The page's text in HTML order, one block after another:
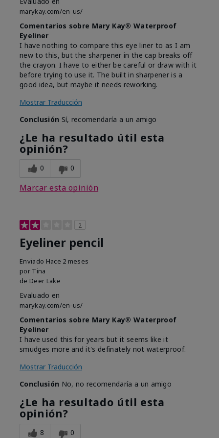
marykay.com/en-us/
Comentarios sobre Mary Kay® Waterproof
Eyeliner
I have nothing to compare this eye liner to as I am
new to this, but the sharpener in the cap breaks off
the crayon. I have to either be careful or draw with it
before trying to use it. The built in sharpener is a
good idea, but maybe it needs reworking.
Mostrar Traducción
Conclusión Sí, recomendaría a un amigo
¿Le ha resultado útil esta
opinión?
0 0
Marcar esta opinión
2
Eyeliner pencil
Enviado Hace 2 meses
por Tina
de Deer Lake
Evaluado en
marykay.com/en-us/
Comentarios sobre Mary Kay® Waterproof
Eyeliner
I have used this for years but it seems like it
smudges more and it's definately not waterproof.
Mostrar Traducción
Conclusión No, no recomendaría a un amigo
¿Le ha resultado útil esta
opinión?
8 0